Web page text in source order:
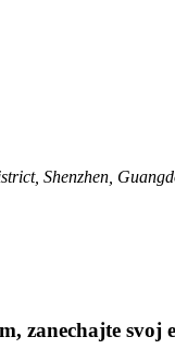
Shenzhen,
svoj